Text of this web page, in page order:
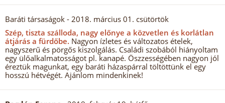
Baráti társaságok - 2018. március 01. csütörtök
Szép, tiszta szálloda, nagy előnye a közvetlen és korlátlan
átjárás a fürdőbe. Nagyon ízletes és változatos ételek,
nagyszerű és pörgős kiszolgálás. Családi szobából hiányoltam
egy ülőalkalmatosságot pl. kanapé. Öszzességében nagyon jól
éreztük magunkat, egy baráti házaspárral töltöttünk el egy
hosszú hétvégét. Ajánlom mindenkinek!